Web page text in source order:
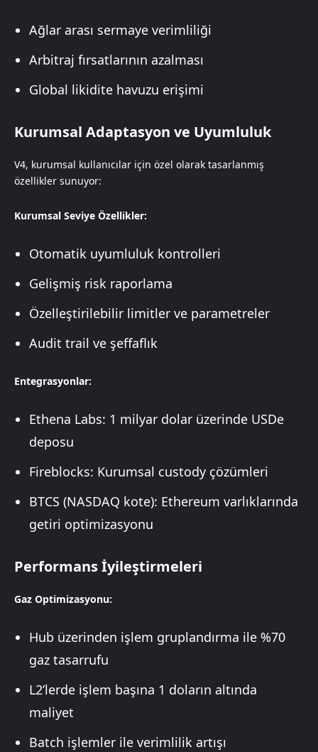
Ağlar arası sermaye verimliliği
Arbitraj fırsatlarının azalması
Global likidite havuzu erişimi
Kurumsal Adaptasyon ve Uyumluluk
V4, kurumsal kullanıcılar için özel olarak tasarlanmış
özellikler sunuyor:
Kurumsal Seviye Özellikler:
Otomatik uyumluluk kontrolleri
Gelişmiş risk raporlama
Özelleştirilebilir limitler ve parametreler
Audit trail ve şeffaflık
Entegrasyonlar:
Ethena Labs: 1 milyar dolar üzerinde USDe
deposu
Fireblocks: Kurumsal custody çözümleri
BTCS (NASDAQ kote): Ethereum varlıklarında
getiri optimizasyonu
Performans İyileştirmeleri
Gaz Optimizasyonu:
Hub üzerinden işlem gruplandırma ile %70
gaz tasarrufu
L2’lerde işlem başına 1 doların altında
maliyet
Batch işlemler ile verimlilik artışı